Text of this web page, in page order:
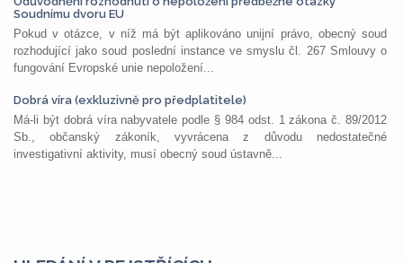
Soudnímu dvoru EU
Pokud v otázce, v níž má být aplikováno unijní právo, obecný soud
rozhodující jako soud poslední instance ve smyslu čl. 267 Smlouvy o
fungování Evropské unie nepoložení...
Dobrá víra (exkluzivně pro předplatitele)
Má-li být dobrá víra nabyvatele podle § 984 odst. 1 zákona č. 89/2012
Sb., občanský zákoník, vyvrácena z důvodu nedostatečné
investigativní aktivity, musí obecný soud ústavně...